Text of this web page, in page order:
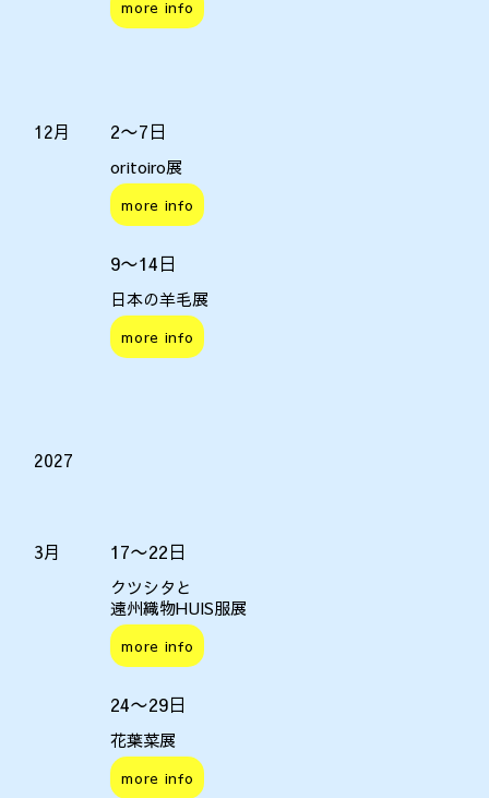
more info
12月 2〜7日
oritoiro展
more info
9〜14日
日本の羊毛展
more info
2027
3月 17〜22日
クツシタと
遠州織物HUIS服展
more info
24〜29日
花葉菜展
more info